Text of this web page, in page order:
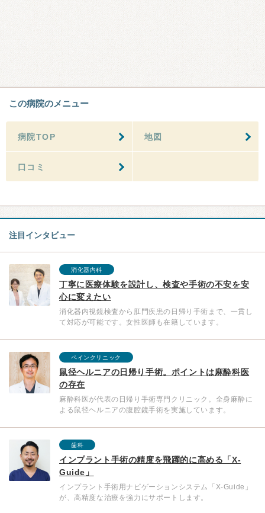
この病院のメニュー
病院TOP 地図
口コミ
注目インタビュー
消化器内科
丁寧に医療体験を設計し、検査や手術の不安を安
心に変えたい
消化器内視鏡検査から肛門疾患の日帰り手術まで、一貫し
て対応が可能です。女性医師も在籍しています。
ペインクリニック
鼠径ヘルニアの日帰り手術。ポイントは麻酔科医
の存在
麻酔科医が代表の日帰り手術専門クリニック。全身麻酔に
よる鼠径ヘルニアの腹腔鏡手術を実施しています。
歯科
インプラント手術の精度を飛躍的に高める「X-
Guide」
インプラント手術用ナビゲーションシステム「X-Guide」
が、高精度な治療を強力にサポートします。